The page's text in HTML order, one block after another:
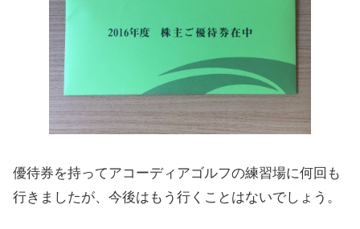
優待券を持ってアコーディアゴルフの練習場に何回も
行きましたが、今後はもう行くことはないでしょう。